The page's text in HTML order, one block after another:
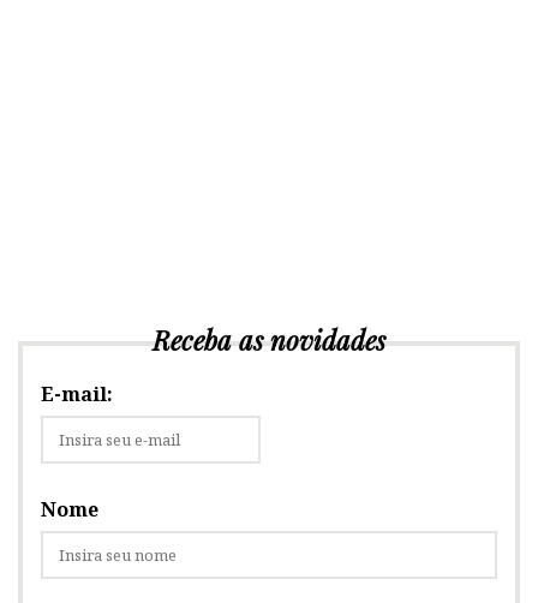
Receba as novidades
E-mail:
Nome